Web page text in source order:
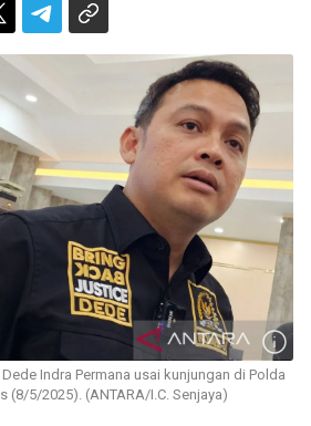
Indra Permana usai kunjungan di Polda
(8/5/2025). (ANTARA/I.C. Senjaya)